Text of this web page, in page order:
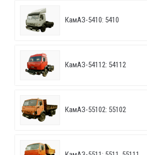
КамАЗ-5410: 5410
КамАЗ-54112: 54112
КамАЗ-55102: 55102